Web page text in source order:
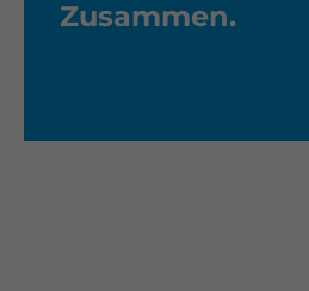
Zusammen.
daher